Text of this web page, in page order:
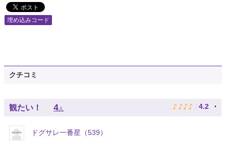
埋め込みコード
クチコミ
観たい！ 4人 ♪ ♪ ♪ ♪ ♪ 4.2
ドグサレ一番星（539）